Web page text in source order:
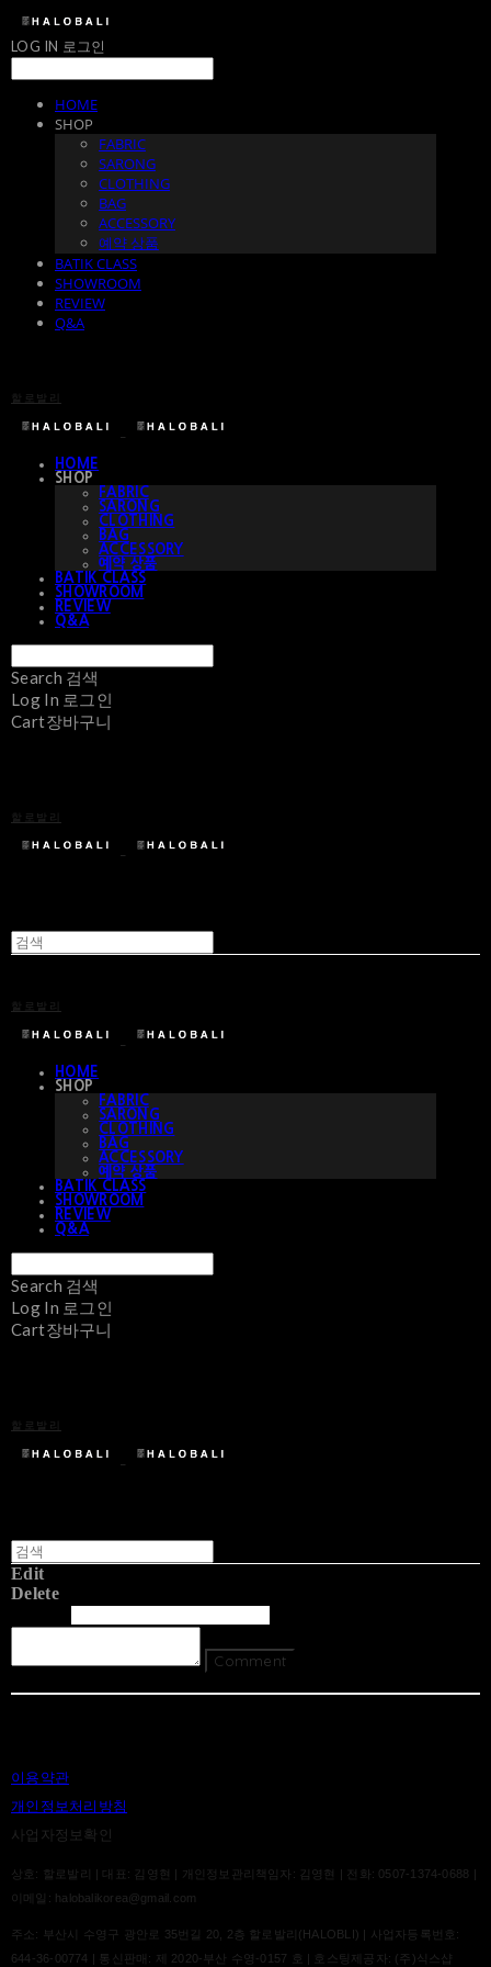
LOG IN 로그인
HOME
SHOP
FABRIC
SARONG
CLOTHING
BAG
ACCESSORY
예약 상품
BATIK CLASS
SHOWROOM
REVIEW
Q&A
할로발리
HOME
SHOP
FABRIC
SARONG
CLOTHING
BAG
ACCESSORY
예약 상품
BATIK CLASS
SHOWROOM
REVIEW
Q&A
Search 검색
Log In 로그인
Cart장바구니
할로발리
할로발리
HOME
SHOP
FABRIC
SARONG
CLOTHING
BAG
ACCESSORY
예약 상품
BATIK CLASS
SHOWROOM
REVIEW
Q&A
Search 검색
Log In 로그인
Cart장바구니
할로발리
Edit
Delete
Comment
이용약관
개인정보처리방침
사업자정보확인
상호: 할로발리 | 대표: 김영현 | 개인정보관리책임자: 김영현 | 전화: 0507-1374-0688 |
이메일: halobalikorea@gmail.com
주소: 부산시 수영구 광안로 35번길 20, 2층 할로발리(HALOBLI) | 사업자등록번호:
644-36-00774 | 통신판매: 제 2020-부산 수영-0157 호 | 호스팅제공자: (주)식스샵